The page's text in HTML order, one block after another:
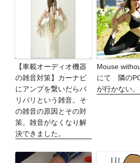
【車載オーディオ機器
の雑音対策】カーナビ
にアンプを繋いだらバ
リバリという雑音。そ
の雑音の原因とその対
策。雑音がなくなり解
決できました。
Mouse
にて 隣の
が行かない